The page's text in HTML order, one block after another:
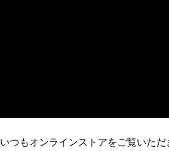
いつもオンラインストアをご覧いた